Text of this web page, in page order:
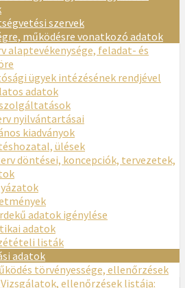
szervek
működésre vonatkozó adatok
alaptevékenysége, feladat- és
ügyek intézésének rendjével
adatok
nyilvántartásai
kiadványok
ülések
döntései, koncepciók, tervezetek,
adatok igénylése
adatok
listák
adatok
törvényessége, ellenőrzések
Vizsgálatok, ellenőrzések listája: